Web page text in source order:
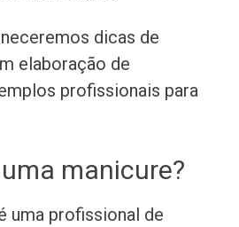
dicas de
elaboração de
profissionais para
manicure?
uma profissional de